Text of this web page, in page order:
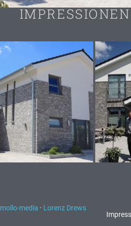
mollo-media · Lorenz Drews